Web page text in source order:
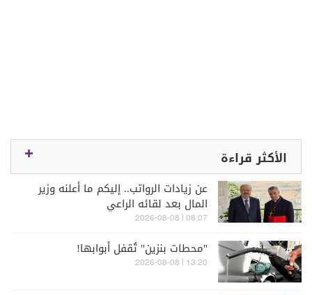
الأكثر قراءة
عن زيادات الرواتب.. إليكم ما أعلنه وزير
المال بعد لقائه الراعي
08:07 | 2026-08-08
"محطات بنزين" تُقفل أبوابها!
13:20 | 2026-08-08